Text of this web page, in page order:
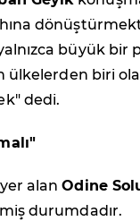
büyük
ülkelerden biri
dedi.
yer alanOdine
durumdadır.